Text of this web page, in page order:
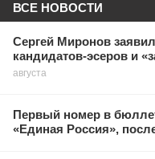
ВСЕ НОВОСТИ
Сергей Миронов
кандидатов-эсеров и
августа
Первый номер в
«Единая Россия»,